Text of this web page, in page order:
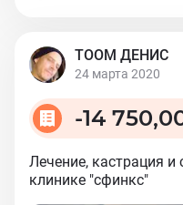
ТООМ ДЕНИС
24 марта 2020
-14
Лечение, кастрация и
клинике "сфинкс"